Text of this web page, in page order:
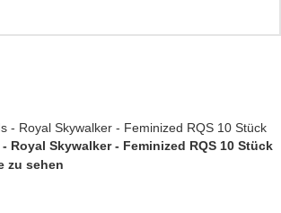
Royal Skywalker - Feminized RQS 10 Stück
zu sehen